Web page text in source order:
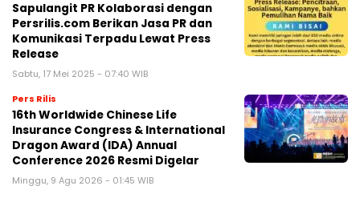
Sapulangit PR Kolaborasi dengan
Persrilis.com Berikan Jasa PR dan
Komunikasi Terpadu Lewat Press
Release
Sabtu, 17 Mei 2025 - 07:40 WIB
Pers Rilis
16th Worldwide Chinese Life
Insurance Congress & International
Dragon Award (IDA) Annual
Conference 2026 Resmi Digelar
Minggu, 9 Agu 2026 - 01:45 WIB